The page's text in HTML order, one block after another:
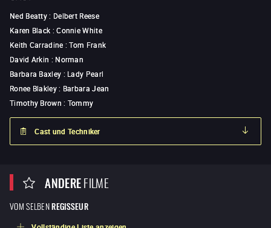
Ned Beatty: Delbert Reese
Karen Black :Connie White
Keith Carradine :Tom Frank
David Arkin : Norman
Barbara Baxley : Lady Pearl
Ronee Blakley: Barbara Jean
Timothy Brown : Tommy
Cast und Techniker
ANDEREFILME
VOM SELBENREGISSEUR